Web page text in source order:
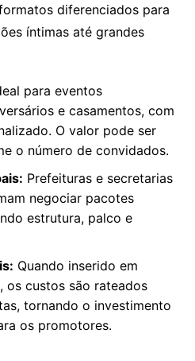
diferenciados para
íntimas até grandes
para eventos
e casamentos, com
O valor pode ser
o número de convidados.
Prefeituras e secretarias
negociar pacotes
estrutura, palco e
Quando inserido em
os custos são rateados
tornando o investimento
os promotores.